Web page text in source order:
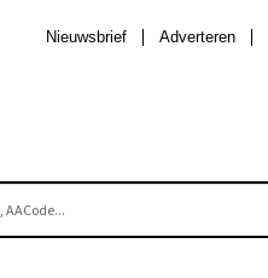
Adverteren
Nieuwsbrief